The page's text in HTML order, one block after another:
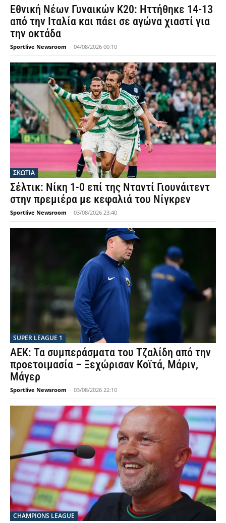
Εθνική Νέων Γυναικών Κ20: Ηττήθηκε 14-13
από την Ιταλία και πάει σε αγώνα χιαστί για
την οκτάδα
Sportlive Newsroom - 04/08/2026 00:10
ΣΚΩΤΙΑ
Σέλτικ: Νίκη 1-0 επί της Νταντί Γιουνάιτεντ
στην πρεμιέρα με κεφαλιά του Νίγκρεν
Sportlive Newsroom - 03/08/2026 23:40
SUPER LEAGUE 1
ΑΕΚ: Τα συμπεράσματα του Τζαλίδη από την
προετοιμασία – Ξεχώρισαν Κοϊτά, Μάριν,
Μάγερ
Sportlive Newsroom - 03/08/2026 22:10
CHAMPIONS LEAGUE